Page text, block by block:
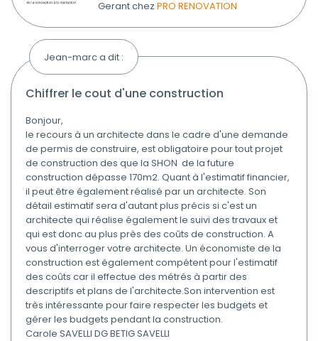
Gerant chez PRO RENOVATION
Jean-marc a dit :
chiffrer le cout d'une construction
Bonjour,
le recours à un architecte dans le cadre d'une demande
de permis de construire, est obligatoire pour tout projet
de construction des que la SHON de la future
construction dépasse 170m2. Quant à l'estimatif financier,
il peut être également réalisé par un architecte. Son
détail estimatif sera d'autant plus précis si c'est un
architecte qui réalise également le suivi des travaux et
qui est donc au plus près des coûts de construction. A
vous d'interroger votre architecte. Un économiste de la
construction est également compétent pour l'estimatif
des coûts car il effectue des métrés à partir des
descriptifs et plans de l'architecte.Son intervention est
très intéressante pour faire respecter les budgets et
gérer les budgets pendant la construction.
Carole SAVELLI DG BETIG SAVELLI